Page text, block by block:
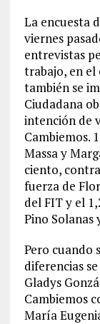
La encuesta
viernes
entrevistas
trabajo, en
también se
Ciudadana
intención de
Cambiemos.
Massa y
ciento,
fuerza de
del FIT y el
Pino Solanas
Pero cuando
diferencias
Gladys
Cambiemos
María